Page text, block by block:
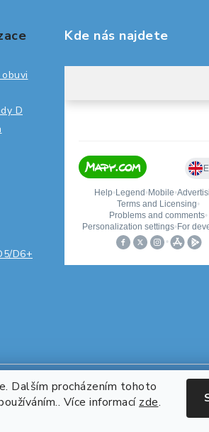
Dalším procházením tohoto
Více informací zde.
D
D6+
Kde nás najdete
Všechna práva vyhrazena.Upravit nastavení